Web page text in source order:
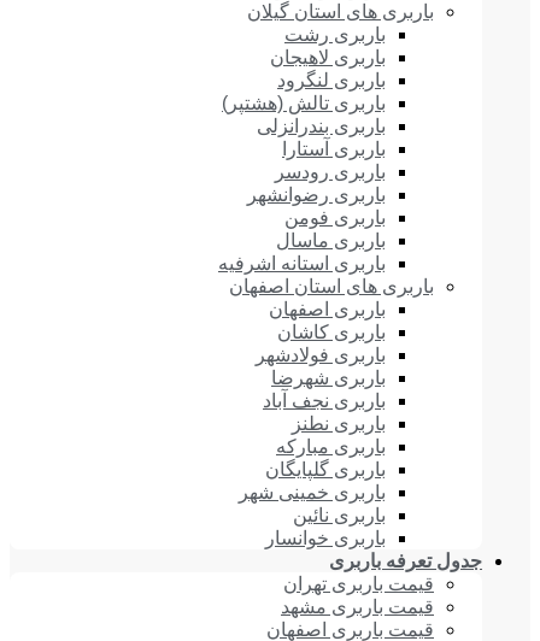
باربری های استان گیلان
باربری رشت
باربری لاهیجان
باربری لنگرود
باربری تالش (هشتپر)
باربری بندرانزلی
باربری آستارا
باربری رودسر
باربری رضوانشهر
باربری فومن
باربری ماسال
باربری استانه اشرفیه
باربری های استان اصفهان
باربری اصفهان
باربری کاشان
باربری فولادشهر
باربری شهرضا
باربری نجف آباد
باربری نطنز
باربری مبارکه
باربری گلپایگان
باربری خمینی شهر
باربری نائین
باربری خوانسار
جدول تعرفه باربری
قیمت باربری تهران
قیمت باربری مشهد
قیمت باربری اصفهان